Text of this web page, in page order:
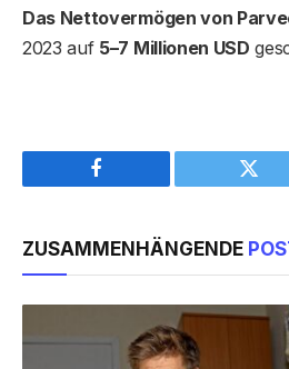
Das Nettovermögen von
2023 auf 5–7 Millionen USD
Facebook
ZUSAMMENHÄNGENDE